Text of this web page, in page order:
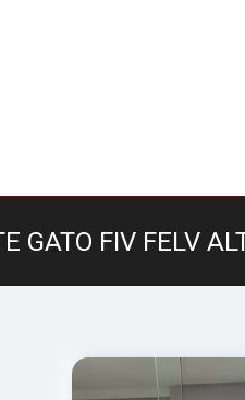
GATO FIV FELV